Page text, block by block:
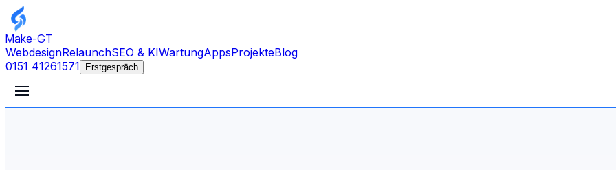
Make-GT
WebdesignRelaunchSEO & KIWartungAppsProjekteBlog
0151 41261571
Erstgespräch